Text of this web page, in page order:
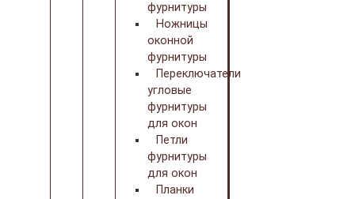
фурнитуры
Ножницы
оконной
фурнитуры
Переключатели
угловые
фурнитуры
для окон
Петли
фурнитуры
для окон
Планки